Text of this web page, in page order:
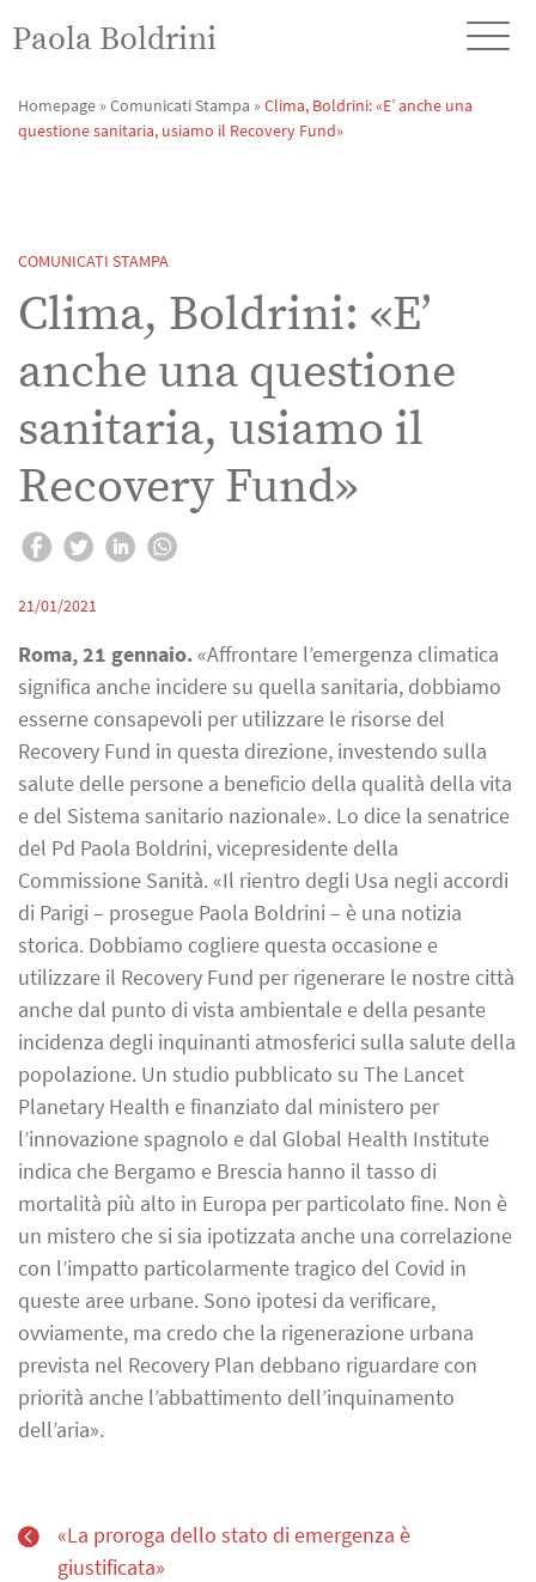
Paola Boldrini
Homepage »Comunicati Stampa »Clima, Boldrini: «E’ anche una
questione sanitaria, usiamo il Recovery Fund»
COMUNICATI STAMPA
Clima, Boldrini: «E’
anche una questione
sanitaria, usiamo il
Recovery Fund»
21/01/2021
Roma, 21 gennaio.«Affrontare l’emergenza climatica
significa anche incidere su quella sanitaria, dobbiamo
esserne consapevoli per utilizzare le risorse del
Recovery Fund in questa direzione, investendo sulla
salute delle persone a beneficio della qualità della vita
e del Sistema sanitario nazionale». Lo dice la senatrice
del Pd Paola Boldrini, vicepresidente della
Commissione Sanità. «Il rientro degli Usa negli accordi
di Parigi – prosegue Paola Boldrini – è una notizia
storica. Dobbiamo cogliere questa occasione e
utilizzare il Recovery Fund per rigenerare le nostre città
anche dal punto di vista ambientale e della pesante
incidenza degli inquinanti atmosferici sulla salute della
popolazione. Un studio pubblicato su The Lancet
Planetary Health e finanziato dal ministero per
l’innovazione spagnolo e dal Global Health Institute
indica che Bergamo e Brescia hanno il tasso di
mortalità più alto in Europa per particolato fine. Non è
un mistero che si sia ipotizzata anche una correlazione
con l’impatto particolarmente tragico del Covid in
queste aree urbane. Sono ipotesi da verificare,
ovviamente, ma credo che la rigenerazione urbana
prevista nel Recovery Plan debbano riguardare con
priorità anche l’abbattimento dell’inquinamento
dell’aria».
«La proroga dello stato di emergenza è
giustificata»